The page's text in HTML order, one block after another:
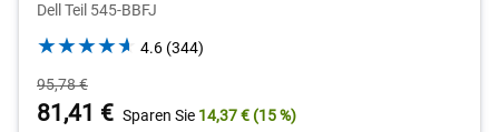
Dell Teil 545-BBFJ
4.6 (344)
5
Ursprünglicher
Preis
95,78 €
Preis
81,41 € Sparen Sie 14,37 € (15 %)